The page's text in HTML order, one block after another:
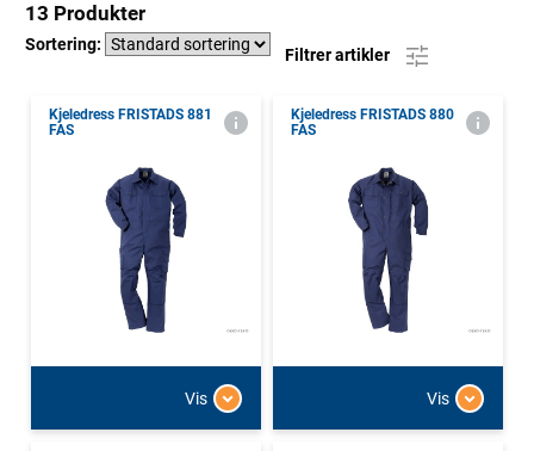
13 Produkter
Sortering:
Filtrer artikler
Kjeledress FRISTADS 881
FAS
Vis
Kjeledress FRISTADS 880
FAS
Vis